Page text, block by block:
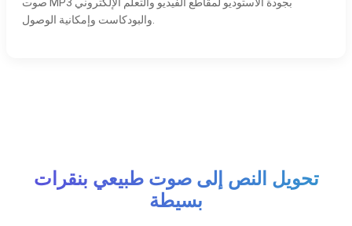
تحويل النص إلى صوت طبيعي بنقرات
بسيطة